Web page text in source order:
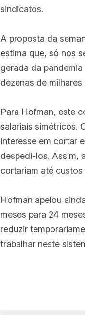
sindicatos.
A proposta da
estima que, só nos
gerada da
dezenas de
Para Hofman, este
salariais simétricos.
interesse em cortar
despedi-los. Assim,
cortariam até custos
Hofman apelou
meses para 24
reduzir
trabalhar neste